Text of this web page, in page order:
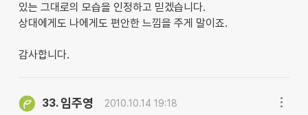
있는 그대로의 모습을 인정하고 믿겠습니다.
상대에게도 나에게도 편안한 느낌을 주게 말이죠.
감사합니다.
33. 임주영 2010.10.14 19:18